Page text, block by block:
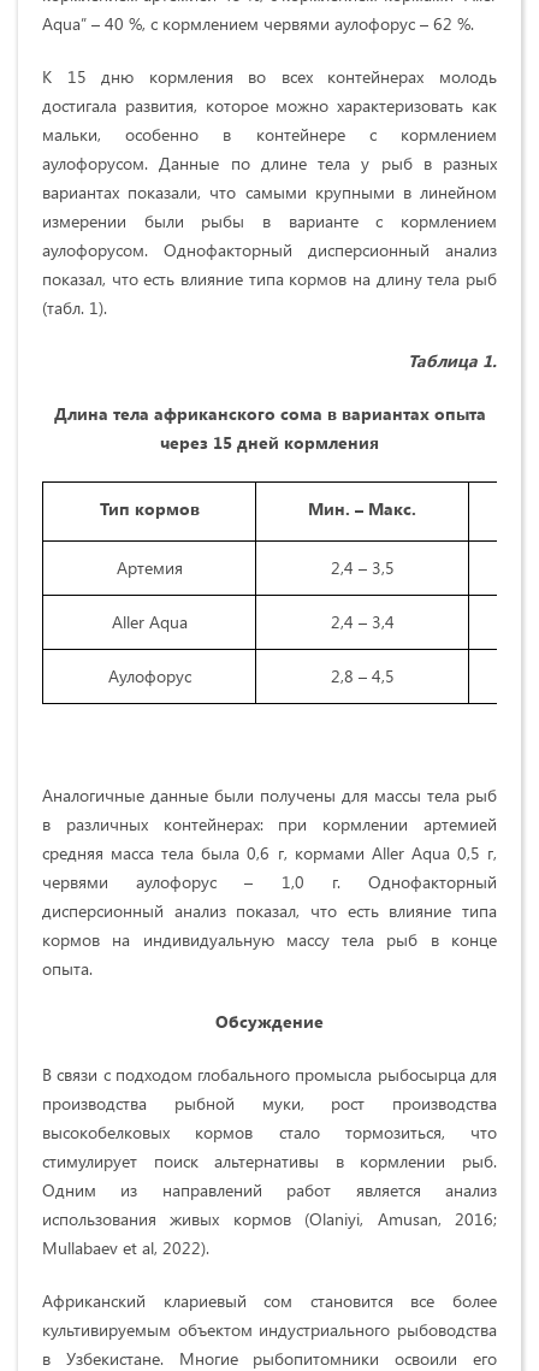
Aqua” – 40 %, с кормлением червями аулофорус – 62 %.
К 15 дню кормления во всех контейнерах молодь
достигала развития, которое можно характеризовать как
мальки, особенно в контейнере с кормлением
аулофорусом. Данные по длине тела у рыб в разных
вариантах показали, что самыми крупными в линейном
измерении были рыбы в варианте с кормлением
аулофорусом. Однофакторный дисперсионный анализ
показал, что есть влияние типа кормов на длину тела рыб
(табл. 1).
Таблица 1.
Длина тела африканского сома в вариантах опыта
через 15 дней кормления
Тип кормов Мин. – Макс.
Артемия 2,4 – 3,5
Aller Aqua 2,4 – 3,4
Аулофорус 2,8 – 4,5
Аналогичные данные были получены для массы тела рыб
в различных контейнерах: при кормлении артемией
средняя масса тела была 0,6 г, кормами Aller Aqua 0,5 г,
червями аулофорус – 1,0 г. Однофакторный
дисперсионный анализ показал, что есть влияние типа
кормов на индивидуальную массу тела рыб в конце
опыта.
Обсуждение
В связи с подходом глобального промысла рыбосырца для
производства рыбной муки, рост производства
высокобелковых кормов стало тормозиться, что
стимулирует поиск альтернативы в кормлении рыб.
Одним из направлений работ является анализ
использования живых кормов (Olaniyi, Amusan, 2016;
Mullabaev et al, 2022).
Африканский клариевый сом становится все более
культивируемым объектом индустриального рыбоводства
в Узбекистане. Многие рыбопитомники освоили его